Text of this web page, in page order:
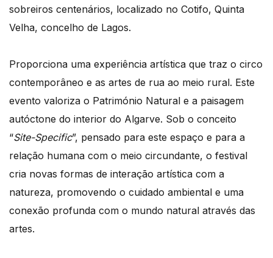
sobreiros centenários, localizado no Cotifo, Quinta
Velha, concelho de Lagos.
Proporciona uma experiência artística que traz o circo
contemporâneo e as artes de rua ao meio rural. Este
evento valoriza o Património Natural e a paisagem
autóctone do interior do Algarve. Sob o conceito
“Site-Specific”, pensado para este espaço e para a
relação humana com o meio circundante, o festival
cria novas formas de interação artística com a
natureza, promovendo o cuidado ambiental e uma
conexão profunda com o mundo natural através das
artes.